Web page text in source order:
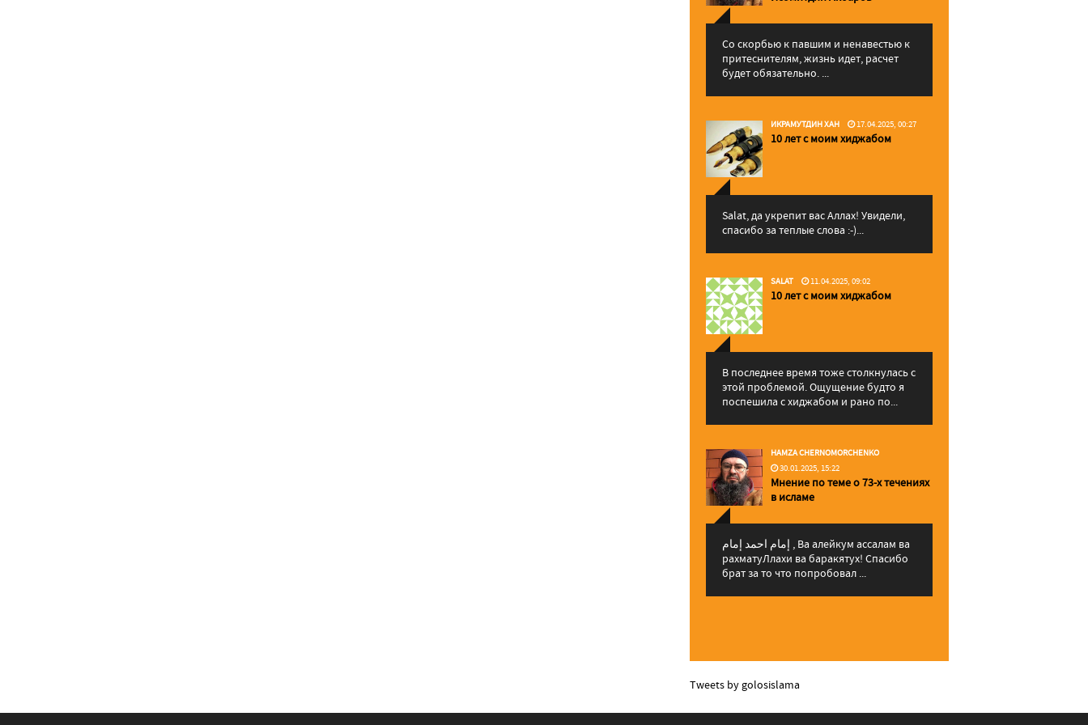
Со скорбью к павшим и ненавестью к
притеснителям, жизнь идет, расчет
будет обязательно. ...
ИКРАМУТДИН ХАН 17.04.2025, 00:27
10 лет с моим хиджабом
Salat, да укрепит вас Аллаx! Увидели,
спасибо за теплые слова :-)...
SALAT 11.04.2025, 09:02
10 лет с моим хиджабом
В последнее время тоже столкнулась с
этой проблемой. Ощущение будто я
поспешила с хиджабом и рано по...
HAMZA CHERNOMORCHENKO
30.01.2025, 15:22
Мнение по теме о 73-х течениях
в исламе
إمام احمد إمام , Ва алейкум ассалам ва
рахматуЛлахи ва баракятух! Спасибо
брат за то что попробовал ...
Tweets by golosislama